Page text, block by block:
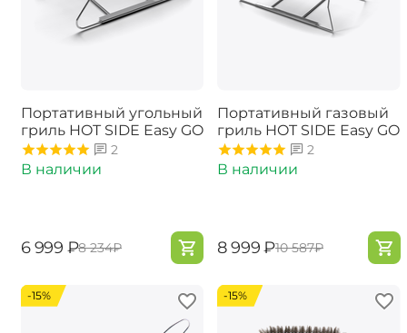
Портативный угольный
гриль HOT SIDE Easy GO
2
В наличии
‍6 999‍ ₽‍8 234‍₽
Портативный газовый
гриль ​HOT SIDE Easy GO
2
В наличии
‍8 999‍₽‍10 587‍₽
-15% -15%